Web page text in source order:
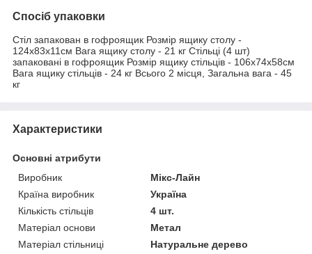
Спосіб упаковки
Стіл запакован в гофроящик Розмір ящику столу -
124х83х11см Вага ящику столу - 21 кг Стільці (4 шт)
запаковані в гофроящик Розмір ящику стільців - 106х74х58см
Вага ящику стільців - 24 кг Всього 2 місця, Загальна вага - 45
кг
Характеристики
Основні атрибути
Виробник
Мікс-Лайн
Країна виробник
Україна
Кількість стільців
4 шт.
Матеріал основи
Метал
Матеріал стільниці
Натуральне дерево